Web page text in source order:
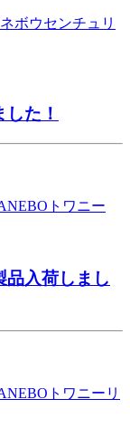
ボウセンチュリ
た！
トワニー
品入荷しまし
トワニー リ